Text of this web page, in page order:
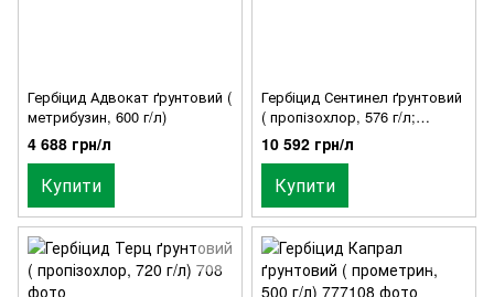
Гербіцид Адвокат ґрунтовий (
метрибузин, 600 г/л)
4 688 грн/л
Купити
Гербіцид Сентинел ґрунтовий
( пропізохлор, 576 г/л;
метрибузин, 60 г/л )
10 592 грн/л
Купити